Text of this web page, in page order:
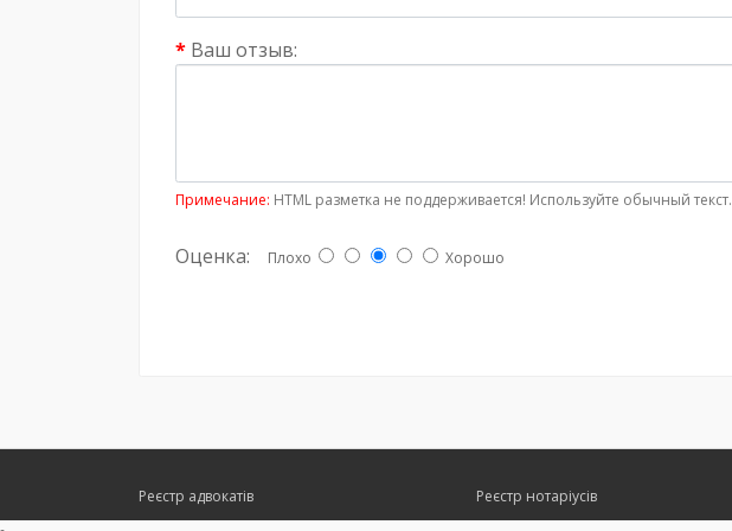
Ваш отзыв:
Примечание: HTML разметка не поддерживается! Используйте обычный текст.
Оценка: Плохо Хорошо
Реєстр адвокатів Реєстр нотаріусів